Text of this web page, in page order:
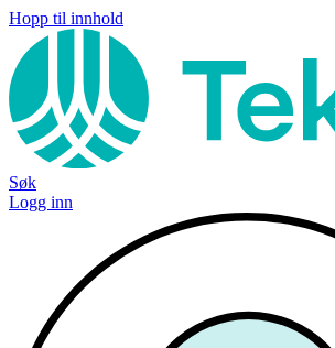
Hopp til innhold
Søk
Logg inn